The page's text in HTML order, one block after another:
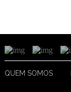
QUEM SOMOS